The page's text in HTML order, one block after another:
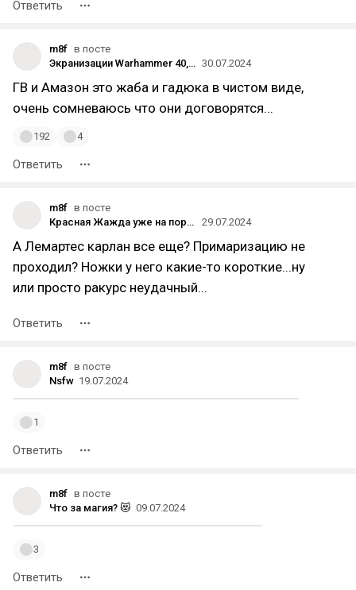
Ответить
m8f в посте
Экранизации Warhammer 40,000 с Генри Кавиллом не увидят свет, если Games Workshop и Amazon не согласуют свои «творческие методы» до декабря 30.07.2024
ГВ и Амазон это жаба и гадюка в чистом виде,
очень сомневаюсь что они договорятся...
192 4
Ответить
m8f в посте
Красная Жажда уже на пороге, а вместе с ней и Кодекс Кровавых Ангелов
29.07.2024
А Лемартес карлан все еще? Примаризацию не
проходил? Ножки у него какие-то короткие...ну
или просто ракурс неудачный...
Ответить
m8f в посте
Nsfw 19.07.2024
1
Ответить
m8f в посте
Что за магия? 😻 09.07.2024
3
Ответить